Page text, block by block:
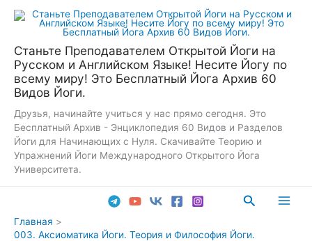
Перейти
Станьте Преподавателем Открытой Йоги на
Русском и Английском Языке! Несите Йогу по
всему миру! Это Бесплатный Йога Архив 60
Видов Йоги.
Друзья, начинайте учиться у нас прямо сегодня. Это
Бесплатный Архив - Энциклопедия 60 Видов и Разделов
Йоги для Начинающих с Нуля. Скачивайте Теорию и
Упражнений Йоги Международного Открытого Йога
Университета.
Поиск
Главная
003. Аксиоматика Йоги. Теория и Философия Йоги.